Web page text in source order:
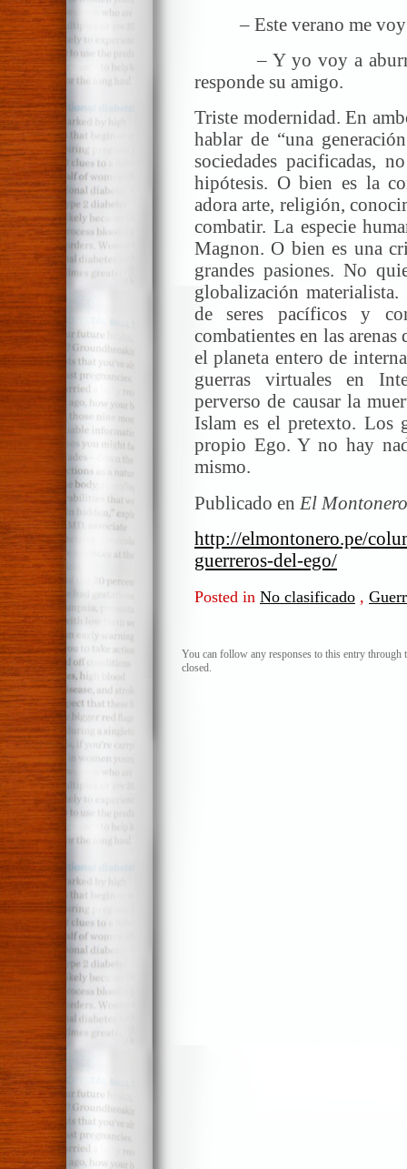
– Este verano me voy
– Y yo voy a
responde su amigo.
Triste modernidad. En
hablar de “una
sociedades pacificadas,
hipótesis. O bien es la
adora arte, religión,
combatir. La especie
Magnon. O bien es una
grandes pasiones. No
globalización
de seres pacíficos y
combatientes en las
el planeta entero de
guerras virtuales en
perverso de causar la
Islam es el pretexto. Los
propio Ego. Y no hay
mismo.
Publicado en El
http://elmontonero.pe/
guerreros-del-ego/
Posted in No clasificado ,
You can follow any responses to this entry through
closed.